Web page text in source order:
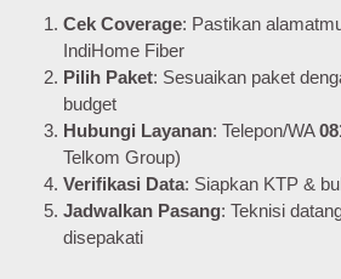
Cek Coverage: Pastikan
IndiHome Fiber
Pilih Paket: Sesuaikan paket
budget
Hubungi Layanan: Telepon/WA
Telkom Group)
Verifikasi Data: Siapkan KTP &
Jadwalkan Pasang: Teknisi
disepakati